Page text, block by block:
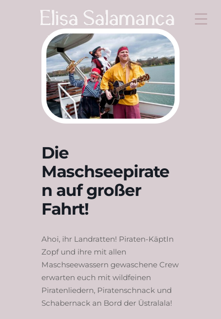
Die
Maschseepirate
n auf großer
Fahrt!
Ahoi, ihr Landratten! Piraten-KäptIn
Zopf und ihre mit allen
Maschseewassern gewaschene Crew
erwarten euch mit wildfeinen
Piratenliedern, Piratenschnack und
Schabernack an Bord der Üstralala!